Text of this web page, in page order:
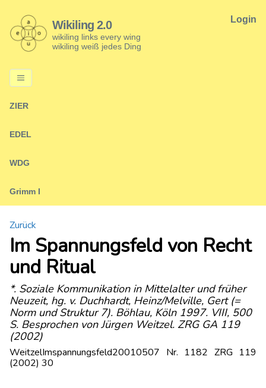
Wikiling 2.0
wikiling links every wing
wikiling weiß jedes Ding
Login
ZIER
EDEL
WDG
Grimm I
Zurück
Im Spannungsfeld von Recht
und Ritual
*. Soziale Kommunikation in Mittelalter und früher
Neuzeit, hg. v. Duchhardt, Heinz/Melville, Gert (=
Norm und Struktur 7). Böhlau, Köln 1997. VIII, 500
S. Besprochen von Jürgen Weitzel. ZRG GA 119
(2002)
WeitzelImspannungsfeld20010507 Nr. 1182 ZRG 119
(2002) 30